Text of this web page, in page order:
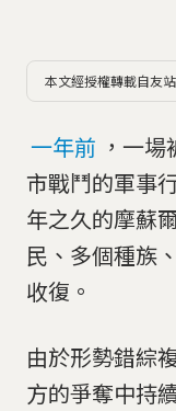
本文經授權轉載自友站
一年前 ，一
市戰鬥的軍事
年之久的摩蘇
民、多個種族
收復。
由於形勢錯綜
方的爭奪中持